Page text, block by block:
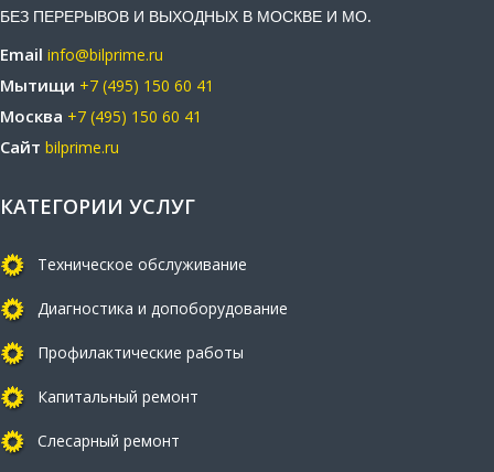
БЕЗ ПЕРЕРЫВОВ И ВЫХОДНЫХ В МОСКВЕ И МО.
Email info@bilprime.ru
Мытищи +7 (495) 150 60 41
Москва +7 (495) 150 60 41
Сайт bilprime.ru
КАТЕГОРИИ УСЛУГ
Техническое обслуживание
Диагностика и допоборудование
Профилактические работы
Капитальный ремонт
Слесарный ремонт